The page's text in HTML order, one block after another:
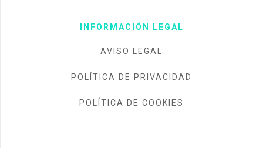
INFORMACIÓN LEGAL
AVISO LEGAL
POLÍTICA DE PRIVACIDAD
POLÍTICA DE COOKIES